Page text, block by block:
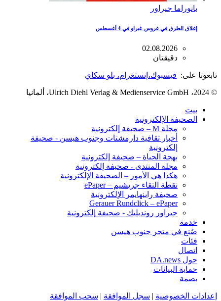
بانوراما جيراور
إغلاق الطرق في غروس-غيراو في 4 أغسطس
02.08.2026
دقيقتان
تابعونا على: فيسبوك، إنستغرام، بلو سكاي
© 2024، Ulrich Diehl Verlag & Medienservice GmbH، ألمانيا
بيت
الصحيفة الإلكترونية
مجلة M – صحيفة إلكترونية
أخبار ثقافية دارمشتات وجنوب هيسن - صحيفة
إلكترونية
بهجة الحياة – صحيفة إلكترونية
مجلة المنتدى - صحيفة إلكترونية
هكذا هي الأمور – الصحيفة الإلكترونية
نقطة التقاء جريشيم – ePaper
صحيفة راينهايمر الإلكترونية
Gerauer Rundclick – ePaper
جيراور روندبليك - صحيفة إلكترونية
خدمة
صُنع في متجر جنوب هيسن
فئات
اتصال
حول DA.news
حماية البيانات
بصمة
إعدادات الخصوصية | سجل الموافقة | سحب الموافقة